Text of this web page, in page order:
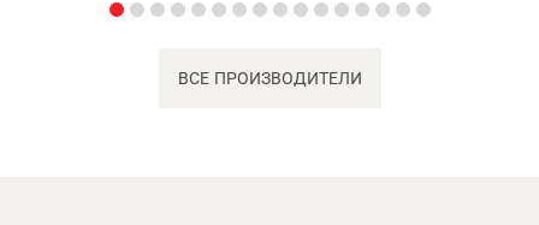
ВСЕ ПРОИЗВОДИТЕЛИ